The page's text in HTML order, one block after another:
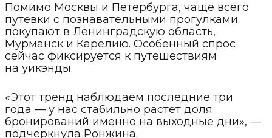
Помимо Москвы и Петербурга, чаще всего
путевки с познавательными прогулками
покупают в Ленинградскую область,
Мурманск и Карелию. Особенный спрос
сейчас фиксируется к путешествиям
на уикэнды.
«Этот тренд наблюдаем последние три
года — у нас стабильно растет доля
бронирований именно на выходные дни», —
подчеркнула Ронжина.